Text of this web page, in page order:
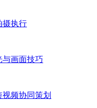
摄执行
画面技巧
频协同策划